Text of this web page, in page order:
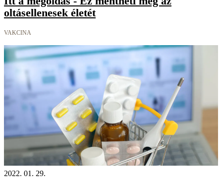
oltásellenesek életét
VAKCINA
2022. 01. 29.